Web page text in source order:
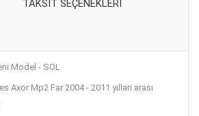
TAKSIT SEÇENEKLERI
Model - SOL
Axor Mp2 Far 2004 - 2011 yılları arası